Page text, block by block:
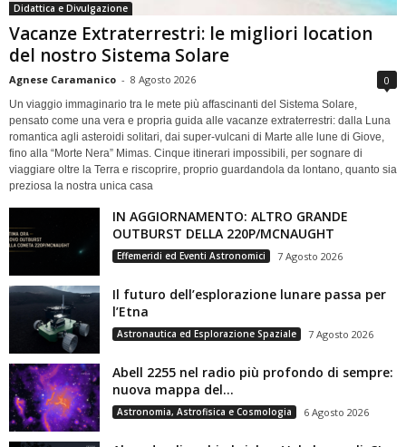
Didattica e Divulgazione
Vacanze Extraterrestri: le migliori location
del nostro Sistema Solare
Agnese Caramanico - 8 Agosto 2026 0
Un viaggio immaginario tra le mete più affascinanti del Sistema Solare,
pensato come una vera e propria guida alle vacanze extraterrestri: dalla Luna
romantica agli asteroidi solitari, dai super-vulcani di Marte alle lune di Giove,
fino alla “Morte Nera” Mimas. Cinque itinerari impossibili, per sognare di
viaggiare oltre la Terra e riscoprire, proprio guardandola da lontano, quanto sia
preziosa la nostra unica casa
IN AGGIORNAMENTO: ALTRO GRANDE
OUTBURST DELLA 220P/MCNAUGHT
Effemeridi ed Eventi Astronomici 7 Agosto 2026
Il futuro dell’esplorazione lunare passa per
l’Etna
Astronautica ed Esplorazione Spaziale 7 Agosto 2026
Abell 2255 nel radio più profondo di sempre:
nuova mappa del...
Astronomia, Astrofisica e Cosmologia 6 Agosto 2026